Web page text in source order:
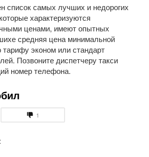
список самых лучших и недорогих
характеризуются
ценами, имеют опытных
средняя цена минимальной
тарифу эконом или стандарт
Позвоните диспетчеру такси
номер телефона.
1